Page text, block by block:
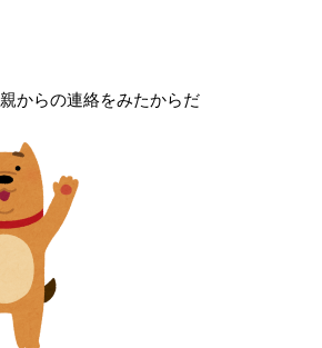
からの連絡をみたからだ